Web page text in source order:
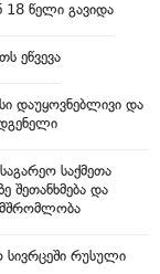
წელი გავიდა
ეწვევა
დაუყოვნებლივი და
საქმეთა
შეთანხმება და
სივრცეში რუსული